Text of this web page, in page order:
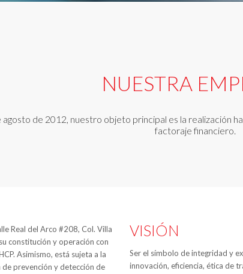
NUESTRA
de 2012, nuestro objeto principal es la
factoraje financiero.
Real del Arco #208, Col. Villa
constitución y operación con
Asimismo, está sujeta a la
de prevención y detección de
VISIÓN
Ser el símbolo de integridad y
innovación, eficiencia, ética de